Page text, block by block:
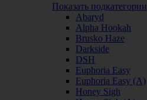
Показать подкатегории
Abaryd
Alpha Hookah
Brusko Haze
Darkside
DSH
Euphoria Easy
Euphoria Easy (А)
Honey Sigh